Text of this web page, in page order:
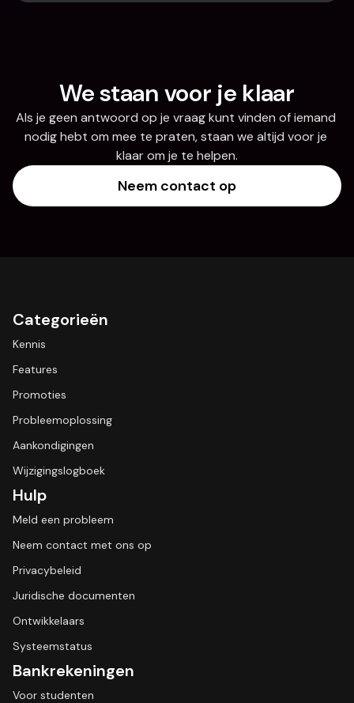
We staan voor je klaar
Als je geen antwoord op je vraag kunt vinden of iemand
nodig hebt om mee te praten, staan we altijd voor je
klaar om je te helpen.
Neem contact op
Categorieën
Kennis
Features
Promoties
Probleemoplossing
Aankondigingen
Wijzigingslogboek
Hulp
Meld een probleem
Neem contact met ons op
Privacybeleid
Juridische documenten
Ontwikkelaars
Systeemstatus
Bankrekeningen
Voor studenten